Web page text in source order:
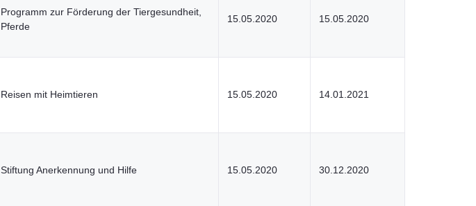
Programm zur Förderung der Tiergesundheit,
Pferde
15.05.2020 15.05.2020
Reisen mit Heimtieren 15.05.2020 14.01.2021
Stiftung Anerkennung und Hilfe 15.05.2020 30.12.2020